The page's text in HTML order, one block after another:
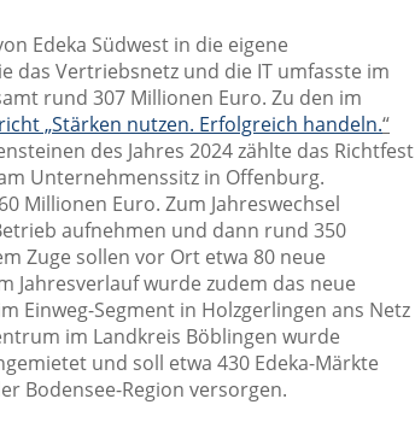
Edeka Südwest in die eigene
das Vertriebsnetz und die IT umfasste im
rund 307 Millionen Euro. Zu den im
„Stärken nutzen. Erfolgreich handeln.“
des Jahres 2024 zählte das Richtfest
Unternehmenssitz in Offenburg.
Millionen Euro. Zum Jahreswechsel
aufnehmen und dann rund 350
Zuge sollen vor Ort etwa 80 neue
Jahresverlauf wurde zudem das neue
Einweg-Segment in Holzgerlingen ans Netz
im Landkreis Böblingen wurde
und soll etwa 430 Edeka-Märkte
Bodensee-Region versorgen.